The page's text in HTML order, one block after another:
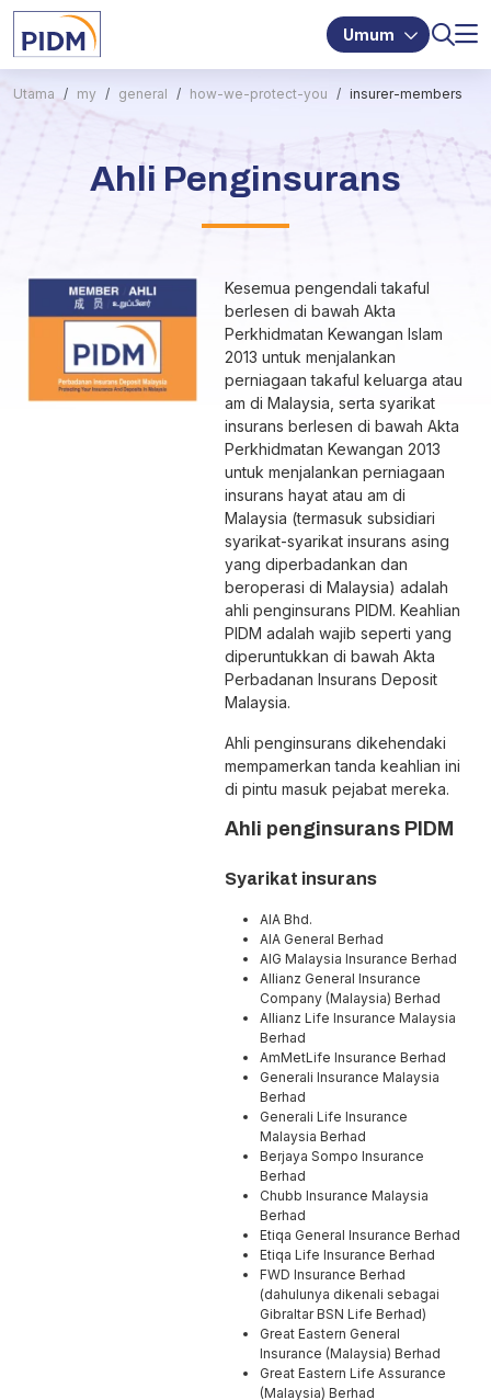
Umum
Utama my general how-we-protect-you insurer-members
Ahli Penginsurans
Kesemua pengendali takaful
berlesen di bawah Akta
Perkhidmatan Kewangan Islam
2013 untuk menjalankan
perniagaan takaful keluarga atau
am di Malaysia, serta syarikat
insurans berlesen di bawah Akta
Perkhidmatan Kewangan 2013
untuk menjalankan perniagaan
insurans hayat atau am di
Malaysia (termasuk subsidiari
syarikat-syarikat insurans asing
yang diperbadankan dan
beroperasi di Malaysia) adalah
ahli penginsurans PIDM. Keahlian
PIDM adalah wajib seperti yang
diperuntukkan di bawah Akta
Perbadanan Insurans Deposit
Malaysia.
Ahli penginsurans dikehendaki
mempamerkan tanda keahlian ini
di pintu masuk pejabat mereka.
Ahli penginsurans PIDM
Syarikat insurans
AIA Bhd.
AIA General Berhad
AIG Malaysia Insurance Berhad
Allianz General Insurance
Company (Malaysia) Berhad
Allianz Life Insurance Malaysia
Berhad
AmMetLife Insurance Berhad
Generali Insurance Malaysia
Berhad
Generali Life Insurance
Malaysia Berhad
Berjaya Sompo Insurance
Berhad
Chubb Insurance Malaysia
Berhad
Etiqa General Insurance Berhad
Etiqa Life Insurance Berhad
FWD Insurance Berhad
(dahulunya dikenali sebagai
Gibraltar BSN Life Berhad)
Great Eastern General
Insurance (Malaysia) Berhad
Great Eastern Life Assurance
(Malaysia) Berhad